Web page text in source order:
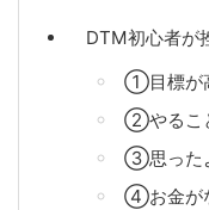
DTM初心者が
①目標が
②やるこ
③思った
④お金が